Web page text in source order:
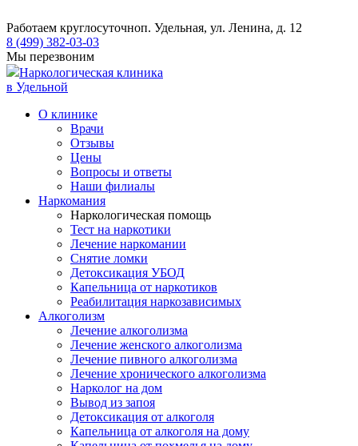
Работаем круглосуточноп. Удельная, ул. Ленина, д. 12
8 (499) 382-03-03
Мы перезвоним
Наркологическая клиника
в Удельной
О клинике
Врачи
Отзывы
Цены
Вопросы и ответы
Наши филиалы
Наркомания
Наркологическая помощь
Тест на наркотики
Лечение наркомании
Снятие ломки
​​Детоксикация УБОД
Капельница от наркотиков
Реабилитация наркозависимых
Алкоголизм
Лечение алкоголизма
Лечение женского алкоголизма
Лечение пивного алкоголизма
Лечение хронического алкоголизма
Нарколог на дом
Вывод из запоя
Детоксикация от алкоголя
Капельница от алкоголя на дому